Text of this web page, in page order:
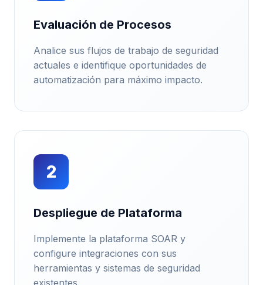
Evaluación de Procesos
Analice sus flujos de trabajo de seguridad
actuales e identifique oportunidades de
automatización para máximo impacto.
2
Despliegue de Plataforma
Implemente la plataforma SOAR y
configure integraciones con sus
herramientas y sistemas de seguridad
existentes.